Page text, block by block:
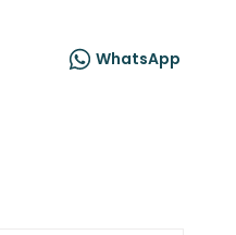
WhatsApp